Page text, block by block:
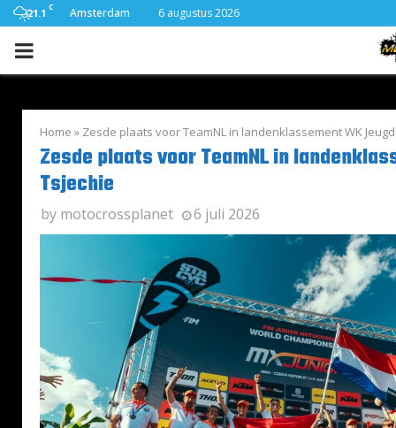
21.1 C Amsterdam 6 augustus 2026
PRIMARY
Home » Zesde plaats voor TeamNL in landenklassement WK
Zesde plaats voor TeamNL in
Tsjechie
by motocrossplanet 6 juli 2026